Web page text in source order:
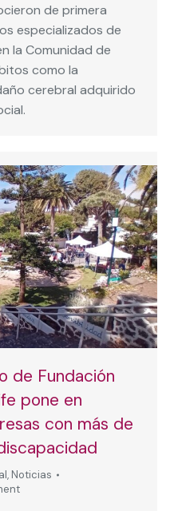
de primera
especializados de
la Comunidad de
como la
cerebral adquirido
de Fundación
pone en
con más de
, Noticias